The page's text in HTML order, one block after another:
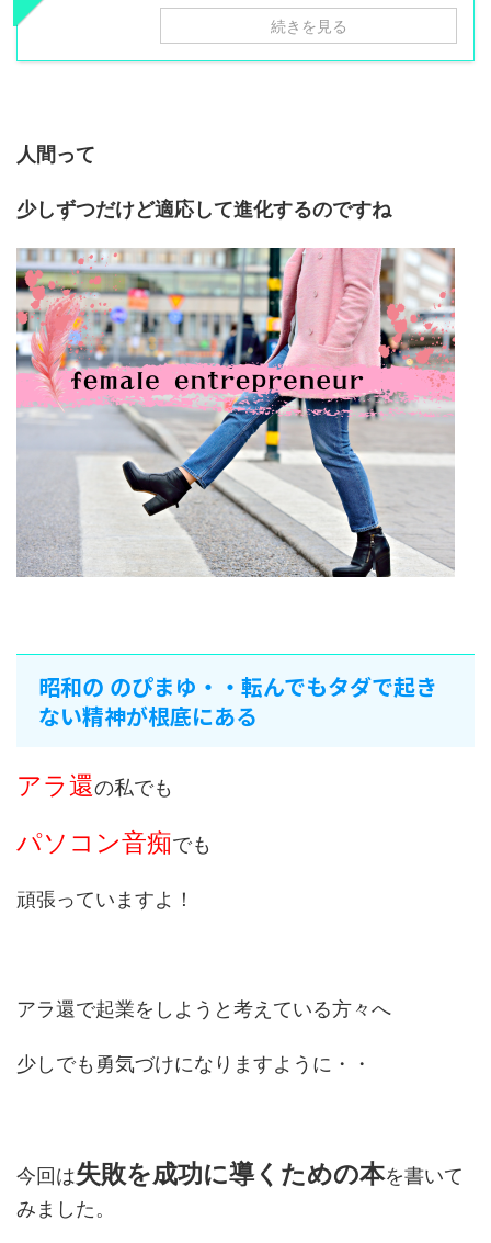
続きを見る
人間って
少しずつだけど適応して進化するのですね
昭和の のぴまゆ・・転んでもタダで起き
ない精神が根底にある
アラ還の私でも
パソコン音痴でも
頑張っていますよ！
アラ還で起業をしようと考えている方々へ
少しでも勇気づけになりますように・・
今回は失敗を成功に導くための本を書いて
みました。